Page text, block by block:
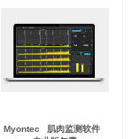
Myontec
肌肉监测软件